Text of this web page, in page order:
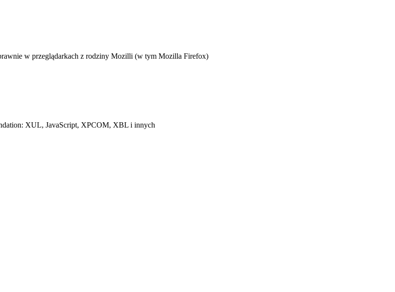
w przeglądarkach z rodziny Mozilli (w tym Mozilla Firefox)
XUL, JavaScript, XPCOM, XBL i innych